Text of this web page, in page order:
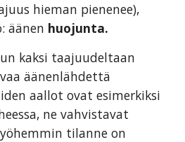
hieman pienenee),
äänen huojunta.
kaksi taajuudeltaan
äänenlähdettä
aallot ovat esimerkiksi
ne vahvistavat
tilanne on